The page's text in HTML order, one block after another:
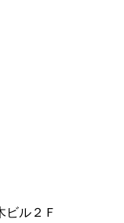
ビル２Ｆ